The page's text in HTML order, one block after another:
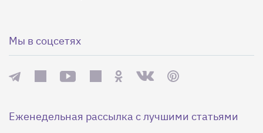
Мы в соцсетях
Еженедельная рассылка с лучшими статьями